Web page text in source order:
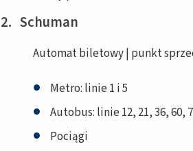
2. Schuman
Automat biletowy | punkt
Metro: linie 1 i 5
Autobus: linie 12, 21, 36, 60,
Pociągi